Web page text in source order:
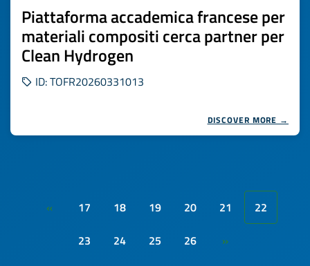
Piattaforma accademica francese per
materiali compositi cerca partner per
Clean Hydrogen
ID: TOFR20260331013
DISCOVER MORE →
« 17 18 19 20 21
22
23
24 25 26 »